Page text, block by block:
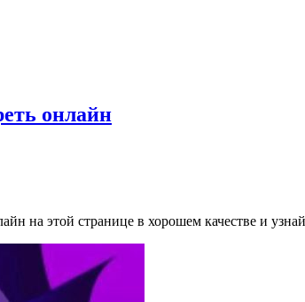
онлайн
на этой странице в хорошем качестве и